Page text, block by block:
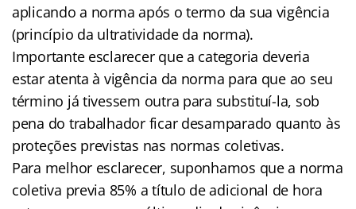
aplicando a norma após o termo da sua vigência
(princípio da ultratividade da norma).
Importante esclarecer que a categoria deveria
estar atenta à vigência da norma para que ao seu
término já tivessem outra para substituí-la, sob
pena do trabalhador ficar desamparado quanto às
proteções previstas nas normas coletivas.
Para melhor esclarecer, suponhamos que a norma
coletiva previa 85% a título de adicional de hora